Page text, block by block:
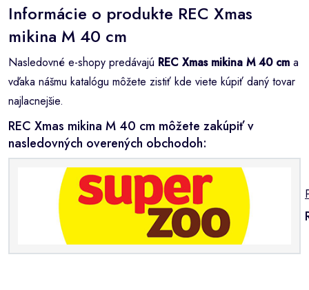
Informácie o produkte REC Xmas
mikina M 40 cm
Nasledovné e-shopy predávajú REC Xmas mikina M 40 cm a
vďaka nášmu katalógu môžete zistiť kde viete kúpiť daný tovar
najlacnejšie.
REC Xmas mikina M 40 cm môžete zakúpiť v
nasledovných overených obchodoh: